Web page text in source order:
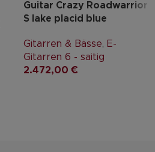
Guitar Crazy Roadwarrior
S lake placid blue
Gitarren & Bässe, E-
Gitarren 6 - saitig
2.472,00 €